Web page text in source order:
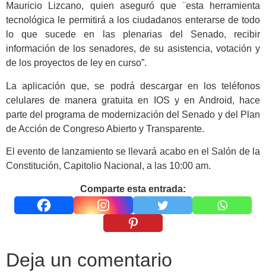
Mauricio Lizcano, quien aseguró que ¨esta herramienta
tecnológica le permitirá a los ciudadanos enterarse de todo
lo que sucede en las plenarias del Senado, recibir
información de los senadores, de su asistencia, votación y
de los proyectos de ley en curso”.
La aplicación que, se podrá descargar en los teléfonos
celulares de manera gratuita en IOS y en Android, hace
parte del programa de modernización del Senado y del Plan
de Acción de Congreso Abierto y Transparente.
El evento de lanzamiento se llevará acabo en el Salón de la
Constitución, Capitolio Nacional, a las 10:00 am.
Comparte esta entrada:
Deja un comentario